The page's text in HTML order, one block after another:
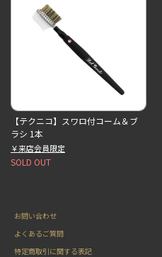
【テクニコ】スワロ付コーム＆ブ
ラシ 1本
￥来店会員限定
SOLD OUT
お問い合わせ
よくあるご質問
特定商取引に関する表記